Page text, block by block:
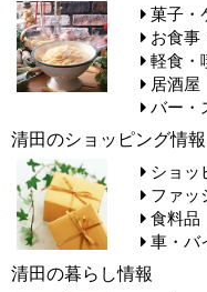
菓子・
お食事
軽食・
居酒屋
バー・
清田のショッピング情報
ショッ
ファッ
食料品
車・バ
清田の暮らし情報